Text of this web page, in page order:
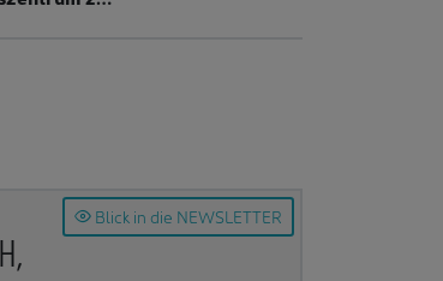
Blick in die NEWSLETTER